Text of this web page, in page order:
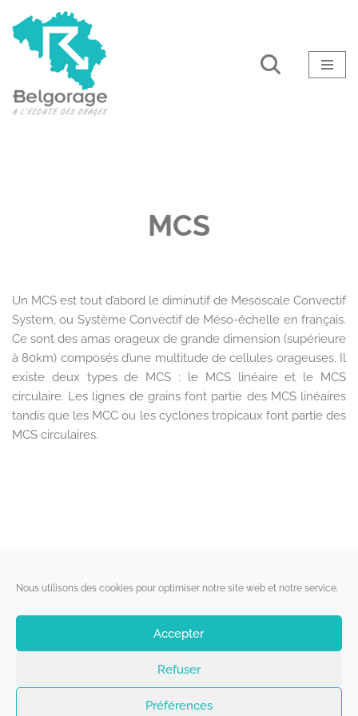
Nous utilisons des cookies pour optimiser notre site web et notre service.
Accepter
Refuser
Préférences
Aller
MCS
Un MCS est tout d’abord le diminutif de Mesoscale Convectif
System, ou Système Convectif de Méso-échelle en français.
Ce sont des amas orageux de grande dimension (supérieure
à 80km) composés d’une multitude de cellules orageuses. Il
existe deux types de MCS : le MCS linéaire et le MCS
circulaire. Les lignes de grains font partie des MCS linéaires
tandis que les MCC ou les cyclones tropicaux font partie des
MCS circulaires.
Liens utiles
Qui sommes-nous ?
Politique de cookies